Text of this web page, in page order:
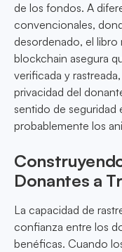
de los fondos. A
convencionales,
desordenado, el
blockchain asegura
verificada y
privacidad del
sentido de seguridad
probablemente los
Donantes a
La capacidad de
confianza entre los
benéficas. Cuando